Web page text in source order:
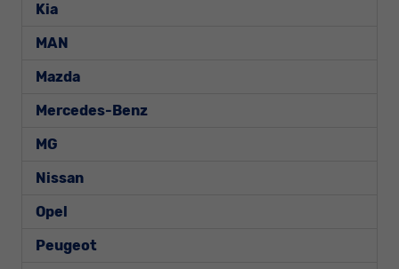
Kia
MAN
Mazda
Mercedes-Benz
MG
Nissan
Opel
Peugeot